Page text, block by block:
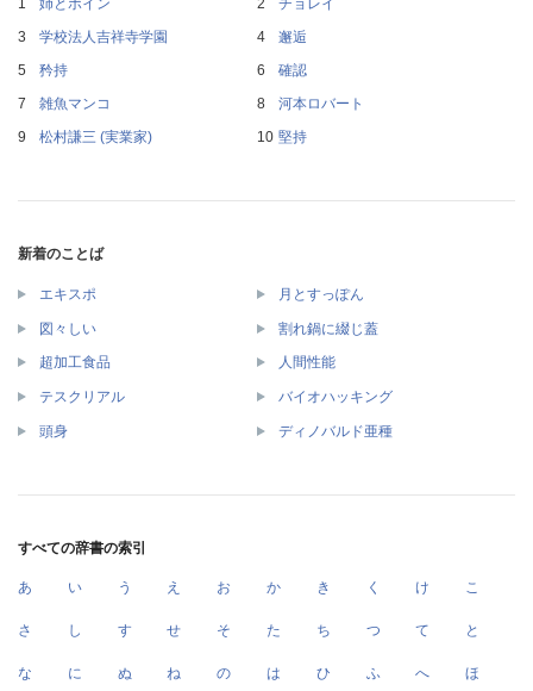
姉とボイン
チョレイ
学校法人吉祥寺学園
邂逅
矜持
確認
雑魚マンコ
河本ロバート
松村謙三 (実業家)
堅持
新着のことば
エキスポ 月とすっぽん
図々しい 割れ鍋に綴じ蓋
超加工食品 人間性能
テスクリアル バイオハッキング
頭身 ディノバルド亜種
すべての辞書の索引
あ い う え お か き く け こ
さ し す せ そ た ち つ て と
な に ぬ ね の は ひ ふ へ ほ